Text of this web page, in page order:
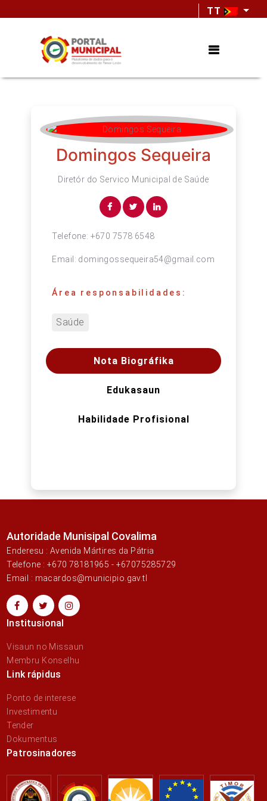
TT
Domingos Sequeira
Diretór do Servico Municipal de Saúde
Telefone: +670 7578 6548
Email: domingossequeira54@gmail.com
Área responsabilidades:
Saúde
Nota Biográfika
Edukasaun
Habilidade Profisional
Autoridade Munisipal Covalima
Enderesu : Avenida Mártires da Pátria
Telefone : +670 78181965 - +67075285729
Email : macardos@municipio.gav.tl
Institusional
Visaun no Missaun
Membru Konselhu
Link rápidus
Ponto de interese
Investimentu
Tender
Dokumentus
Patrosinadores